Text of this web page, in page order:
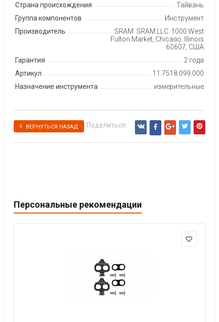
Страна происхождения
Тайвань
Группа компонентов
Инструмент
Производитель
SRAM, SRAM LLC, 1000 West
Fulton Market, Chicago, Illinois
60607, США
Гарантия
2 года
Артикул
11.7518.099.000
Назначение инструмента
измерительные
ВЕРНУТЬСЯ НАЗАД Поделиться:
Персональные рекомендации